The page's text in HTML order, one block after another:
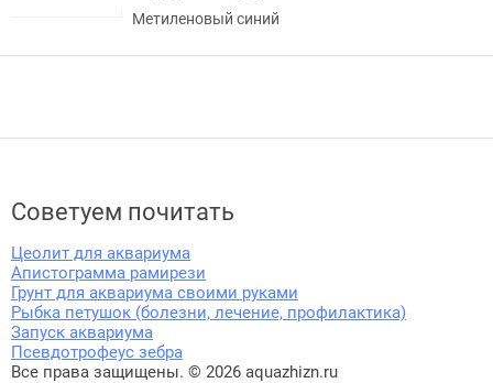
Метиленовый синий
Советуем почитать
Цеолит для аквариума
Апистограмма рамирези
Грунт для аквариума своими руками
Рыбка петушок (болезни, лечение, профилактика)
Запуск аквариума
Псевдотрофеус зебра
Все права защищены. © 2026 aquazhizn.ru